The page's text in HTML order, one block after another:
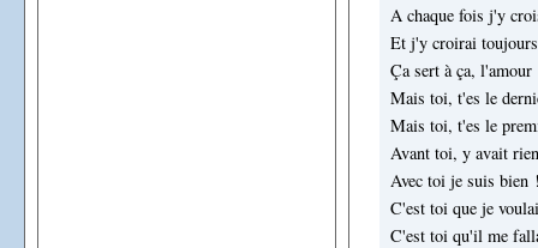
A chaque fois j'y
Et j'y croirai toujours
Ça sert à ça,
Mais toi, t'es le
Mais toi, t'es le
Avant toi, y avait rien
Avec toi je suis bien
C'est toi que je
C'est toi qu'il me